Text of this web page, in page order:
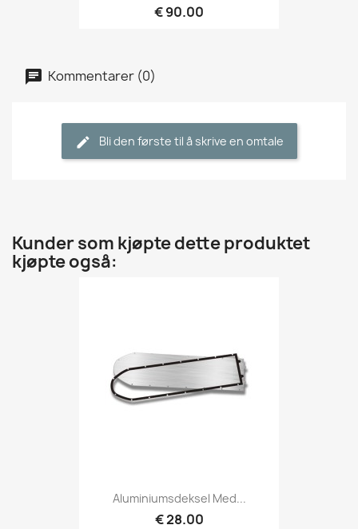
€ 90.00
Kommentarer (0)
Bli den første til å skrive en omtale
Kunder som kjøpte dette produktet
kjøpte også:
Aluminiumsdeksel Med...
€ 28.00